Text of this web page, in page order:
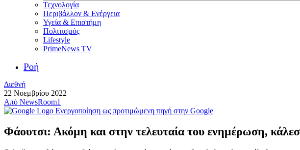
Τεχνολογία
Περιβάλλον & Ενέργεια
Υγεία & Επιστήμη
Πολιτισμός
Lifestyle
PrimeNews TV
Ροή
Διεθνή
22 Νοεμβρίου 2022
Από NewsRoom1
Ενεργοποίηση ως προτιμώμενη πηγή στην Google
Φάουτσι: Ακόμη και στην τελευταία του ενημέρωση,